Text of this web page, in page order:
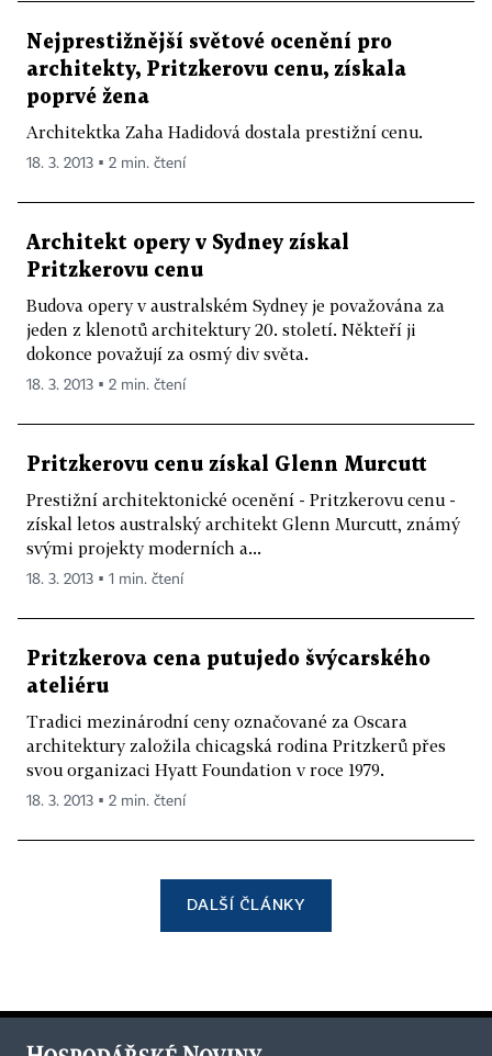
Nejprestižnější světové ocenění pro
architekty, Pritzkerovu cenu, získala
poprvé žena
Architektka Zaha Hadidová dostala prestižní cenu.
18. 3. 2013 ▪ 2 min. čtení
Architekt opery v Sydney získal
Pritzkerovu cenu
Budova opery v australském Sydney je považována za
jeden z klenotů architektury 20. století. Někteří ji
dokonce považují za osmý div světa.
18. 3. 2013 ▪ 2 min. čtení
Pritzkerovu cenu získal Glenn Murcutt
Prestižní architektonické ocenění - Pritzkerovu cenu -
získal letos australský architekt Glenn Murcutt, známý
svými projekty moderních a...
18. 3. 2013 ▪ 1 min. čtení
Pritzkerova cena putujedo švýcarského
ateliéru
Tradici mezinárodní ceny označované za Oscara
architektury založila chicagská rodina Pritzkerů přes
svou organizaci Hyatt Foundation v roce 1979.
18. 3. 2013 ▪ 2 min. čtení
DALŠÍ ČLÁNKY